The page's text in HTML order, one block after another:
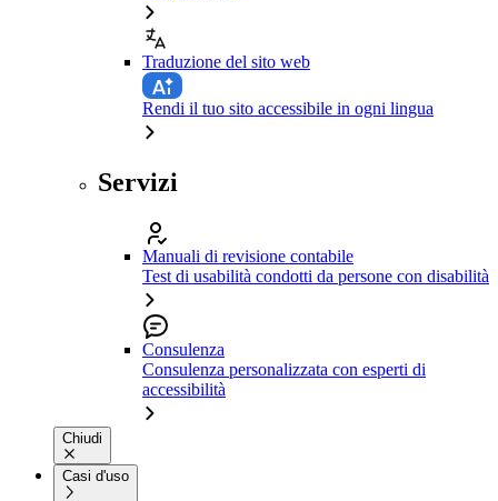
Traduzione del sito web
Rendi il tuo sito accessibile in ogni lingua
Servizi
Manuali di revisione contabile
Test di usabilità condotti da persone con disabilità
Consulenza
Consulenza personalizzata con esperti di
accessibilità
Chiudi
Casi d'uso